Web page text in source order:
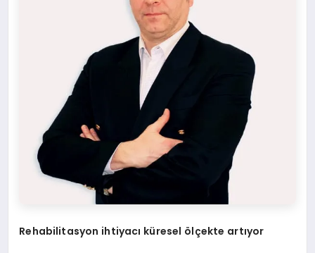
Rehabilitasyon ihtiyacı küresel ölçekte artıyor